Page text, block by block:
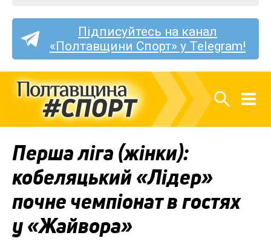
Підписуйтесь на канал
«Полтавщини Спорт» у Telegram!
Перша ліга (жінки):
кобеляцький «Лідер»
почне чемпіонат в гостях
у «Жайвора»